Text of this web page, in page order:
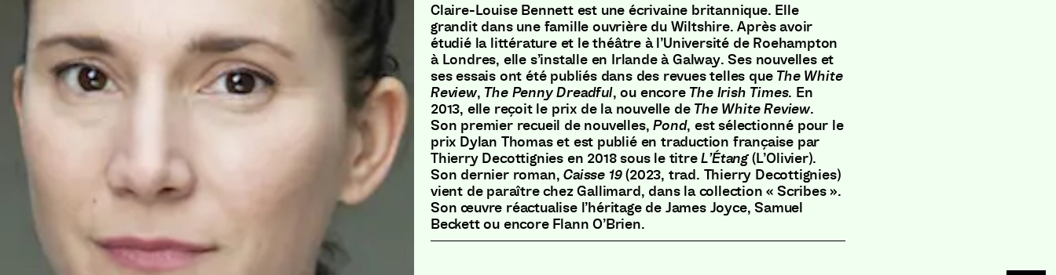
Claire-Louise Bennett est une écrivaine britannique. Elle
grandit dans une famille ouvrière du Wiltshire. Après avoir
étudié la littérature et le théâtre à l’Université de Roehampton
à Londres, elle s’installe en Irlande à Galway. Ses nouvelles et
ses essais ont été publiés dans des revues telles que The White
Review, The Penny Dreadful, ou encore The Irish Times. En
2013, elle reçoit le prix de la nouvelle de The White Review.
Son premier recueil de nouvelles,Pond, est sélectionné pour le
prix Dylan Thomas et est publié en traduction française par
Thierry Decottignies en 2018 sous le titreL’Étang(L’Olivier).
Son dernier roman,Caisse 19(2023, trad. Thierry Decottignies)
vient de paraître chez Gallimard, dans la collection « Scribes ».
Son œuvre réactualise l’héritage de James Joyce, Samuel
Beckett ou encore Flann O’Brien.